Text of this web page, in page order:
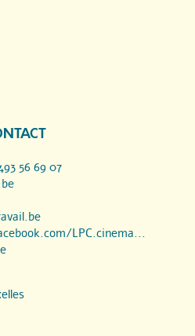
56 69 07
LPC.cinema...